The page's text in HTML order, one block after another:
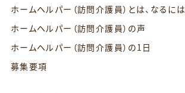
ホームヘルパー（訪問介護員）とは、なるには
ホームヘルパー（訪問介護員）の声
ホームヘルパー（訪問介護員）の1日
募集要項